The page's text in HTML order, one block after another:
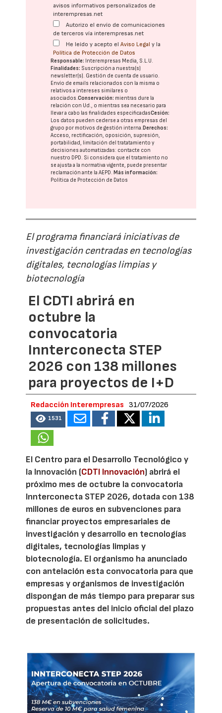
avisos informativos personalizados de
interempresas.net
Autorizo el envío de comunicaciones
de terceros vía interempresas.net
He leído y acepto elAviso Legal y la
Política de Protección de Datos
Responsable: Interempresas Media, S.L.U.
Finalidades: Suscripción a nuestra(s)
newsletter(s). Gestión de cuenta de usuario.
Envío de emails relacionados con la misma o
relativos a intereses similares o
asociados.Conservación: mientras dure la
relación con Ud., o mientras sea necesario para
llevar a cabo las finalidades especificadasCesión:
Los datos pueden cederse a otras empresas del
grupo por motivos de gestión interna. Derechos:
Acceso, rectificación, oposición, supresión,
portabilidad, limitación del tratatamiento y
decisiones automatizadas: contacte con
nuestro DPD. Si considera que el tratamiento no
se ajusta a la normativa vigente, puede presentar
reclamación ante laAEPD. Más información:
Política de Protección de Datos
El programa financiará iniciativas de
investigación centradas en tecnologías
digitales, tecnologías limpias y
biotecnología
El CDTI abrirá en
octubre la
convocatoria
Innterconecta STEP
2026 con 138 millones
para proyectos de I+D
Redacción Interempresas 31/07/2026
1531
El Centro para el Desarrollo Tecnológico y
la Innovación (CDTI Innovación) abrirá el
próximo mes de octubre la convocatoria
Innterconecta STEP 2026, dotada con 138
millones de euros en subvenciones para
financiar proyectos empresariales de
investigación y desarrollo en tecnologías
digitales, tecnologías limpias y
biotecnología. El organismo ha anunciado
con antelación esta convocatoria para que
empresas y organismos de investigación
dispongan de más tiempo para preparar sus
propuestas antes del inicio oficial del plazo
de presentación de solicitudes.